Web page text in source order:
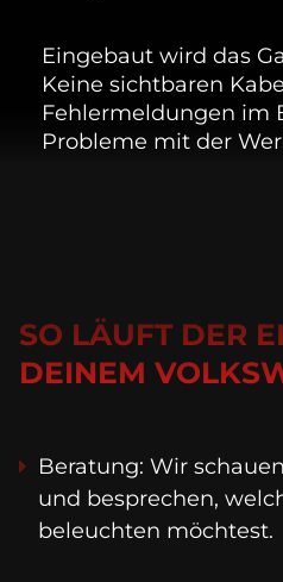
Eingebaut wird das
Keine sichtbaren
Fehlermeldungen im
Probleme mit der
SO LÄUFT DER
DEINEM
Beratung: Wir
und besprechen,
beleuchten möchtest.